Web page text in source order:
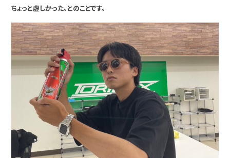
ちょっと虚しかった。とのことです。